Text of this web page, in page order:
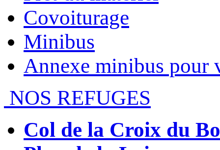
Covoiturage
Minibus
Annexe minibus pour
NOS REFUGES
Col de la Croix du